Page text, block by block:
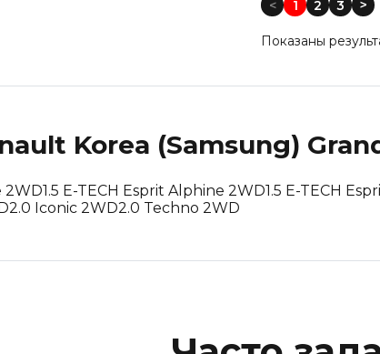
Пробег:
По дате:
< 1 2 3 <
Показаны
Korea (Samsung)
2WD1.5 E-TECH Esprit Alphine 2WD1.5 E-TECH
2.0 Iconic 2WD2.0 Techno 2WD